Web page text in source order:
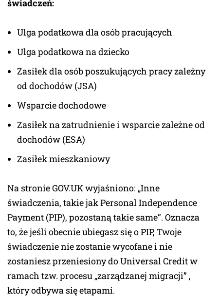
świadczeń:
Ulga podatkowa dla osób pracujących
Ulga podatkowa na dziecko
Zasiłek dla osób poszukujących pracy zależny
od dochodów (JSA)
Wsparcie dochodowe
Zasiłek na zatrudnienie i wsparcie zależne od
dochodów (ESA)
Zasiłek mieszkaniowy
Na stronie GOV.UK wyjaśniono: „Inne
świadczenia, takie jak Personal Independence
Payment (PIP), pozostaną takie same”. Oznacza
to, że jeśli obecnie ubiegasz się o PIP, Twoje
świadczenie nie zostanie wycofane i nie
zostaniesz przeniesiony do Universal Credit w
ramach tzw. procesu „zarządzanej migracji” ,
który odbywa się etapami.